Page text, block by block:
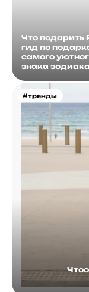
Что подарить
гид по
самого
знака
#тренды